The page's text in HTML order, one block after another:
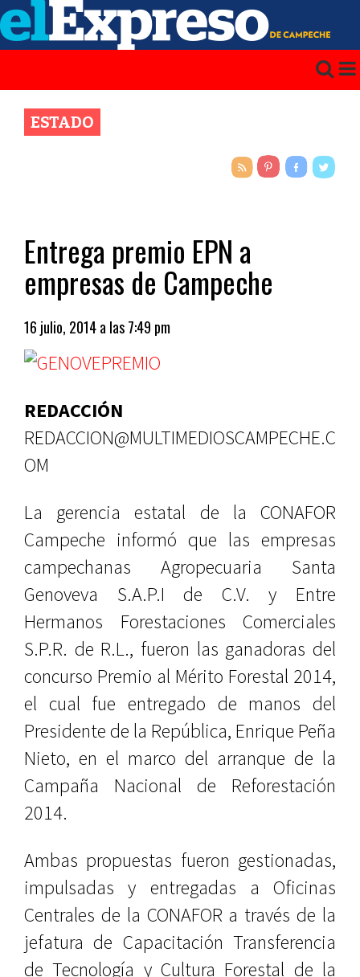
ESTADO
Entrega premio EPN a
empresas de Campeche
16 julio, 2014 a las 7:49 pm
REDACCIÓN
REDACCION@MULTIMEDIOSCAMPECHE.C
OM
La gerencia estatal de la CONAFOR
Campeche informó que las empresas
campechanas Agropecuaria Santa
Genoveva S.A.P.I de C.V. y Entre
Hermanos Forestaciones Comerciales
S.P.R. de R.L., fueron las ganadoras del
concurso Premio al Mérito Forestal 2014,
el cual fue entregado de manos del
Presidente de la República, Enrique Peña
Nieto, en el marco del arranque de la
Campaña Nacional de Reforestación
2014.
Ambas propuestas fueron gestionadas,
impulsadas y entregadas a Oficinas
Centrales de la CONAFOR a través de la
jefatura de Capacitación Transferencia
de Tecnología y Cultura Forestal de la